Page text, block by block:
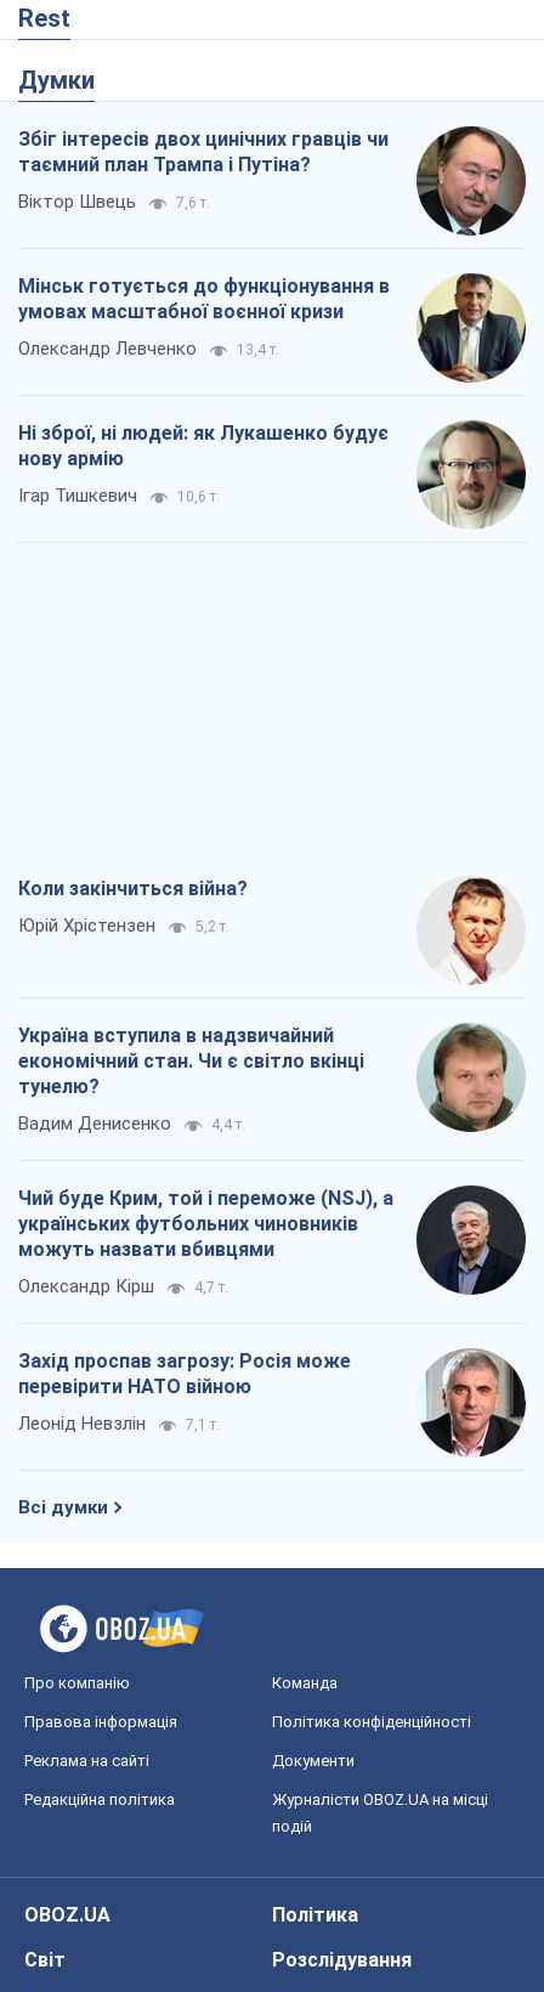
Rest
Думки
Збіг інтересів двох цинічних гравців чи
таємний план Трампа і Путіна?
Віктор Швець 7,6 т.
Мінськ готується до функціонування в
умовах масштабної воєнної кризи
Олександр Левченко 13,4 т.
Ні зброї, ні людей: як Лукашенко будує
нову армію
Ігар Тишкевич 10,6 т.
Коли закінчиться війна?
Юрій Хрістензен 5,2 т.
Україна вступила в надзвичайний
економічний стан. Чи є світло вкінці
тунелю?
Вадим Денисенко 4,4 т.
Чий буде Крим, той і переможе (NSJ), а
українських футбольних чиновників
можуть назвати вбивцями
Олександр Кірш 4,7 т.
Захід проспав загрозу: Росія може
перевірити НАТО війною
Леонід Невзлін 7,1 т.
Всі думки
Про компанію Команда
Правова інформація Політика конфіденційності
Реклама на сайті Документи
Редакційна політика
Журналісти OBOZ.UA на місці
подій
OBOZ.UA
Політика
Світ
Розслідування